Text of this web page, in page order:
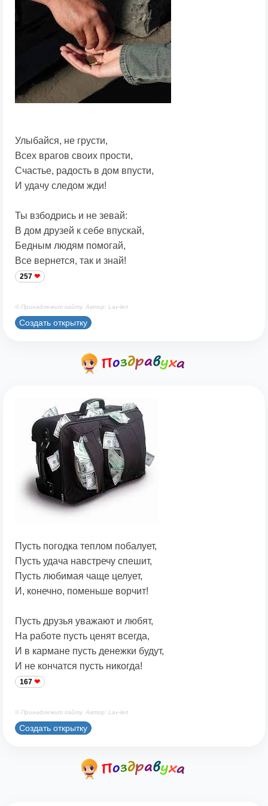
Улыбайся, не грусти,
Всех врагов своих прости,
Счастье, радость в дом впусти,
И удачу следом жди!
Ты взбодрись и не зевай:
В дом друзей к себе впускай,
Бедным людям помогай,
Все вернется, так и знай!
257
© Принадлежит сайту. Автор: Lav-len
Создать открытку
Пусть погодка теплом побалует,
Пусть удача навстречу спешит,
Пусть любимая чаще целует,
И, конечно, поменьше ворчит!
Пусть друзья уважают и любят,
На работе пусть ценят всегда,
И в кармане пусть денежки будут,
И не кончатся пусть никогда!
167
© Принадлежит сайту. Автор: Lav-len
Создать открытку